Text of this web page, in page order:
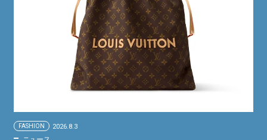
FASHION 2026.8.3